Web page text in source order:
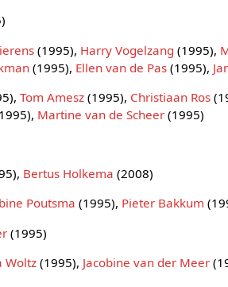
(1995), Harry Vogelzang (1995),
(1995), Ellen van de Pas (1995),
Tom Amesz (1995), Christiaan Ros
Martine van de Scheer (1995)
Bertus Holkema (2008)
Poutsma (1995), Pieter Bakkum
(1995)
Woltz (1995), Jacobine van der Meer